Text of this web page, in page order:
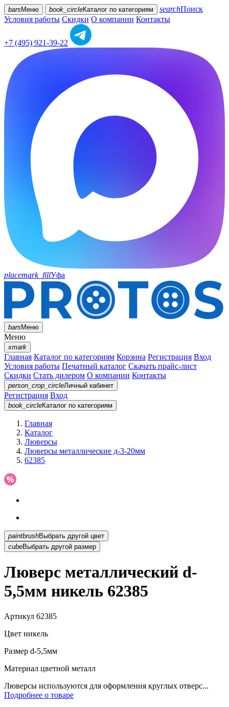
bars Меню book_circleКаталог по категориям searchПоиск
Условия работы Скидки О компании Контакты
+7 (495) 921-39-22
placemark_fillУфа
barsМеню
Меню
xmark
Главная Каталог по категориям Корзина Регистрация Вход
Условия работы Печатный каталог Скачать прайс-лист
Скидки Стать дилером О компании Контакты
person_crop_circleЛичный кабинет
Регистрация Вход
book_circleКаталог по категориям
Главная
Каталог
Люверсы
Люверсы металлические д-3-20мм
62385
paintbrush
Выбрать другой цвет
cubeВыбрать другой размер
Люверс металлический d-
5,5мм никель 62385
Артикул 62385
Цвет никель
Размер d-5,5мм
Материал цветной металл
Люверсы используются для оформления круглых отверс...
Подробнее о товаре